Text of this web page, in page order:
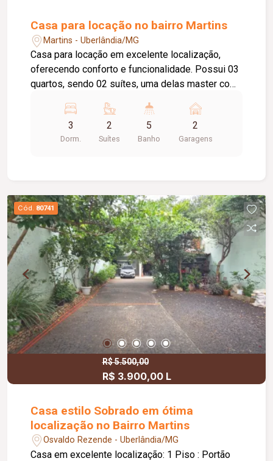
Casa para locação no bairro Martins
Martins - Uberlândia/MG
Casa para locação em excelente localização,
oferecendo conforto e funcionalidade. Possui 03
quartos, sendo 02 suítes, uma delas master com
com sala de estar ampla, sala de jantar, cozinha
espaçosa com armário sob a pia, copa com
banheiro, despensa e lavanderia com banheiro.
bem-estar.
3
Dorm.
2
Suítes
5
Banho
2
Garagens
Cód. 80741
R$ 5.500,00
R$ 3.900,00 L
Casa estilo Sobrado em ótima
localização no Bairro Martins
Osvaldo Rezende - Uberlândia/MG
Casa em excelente localização: 1 Piso : Portão